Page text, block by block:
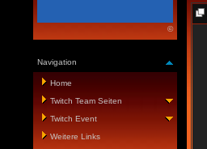
©
Navigation
Home
Twitch Team Seiten
Twitch Event
Weitere Links